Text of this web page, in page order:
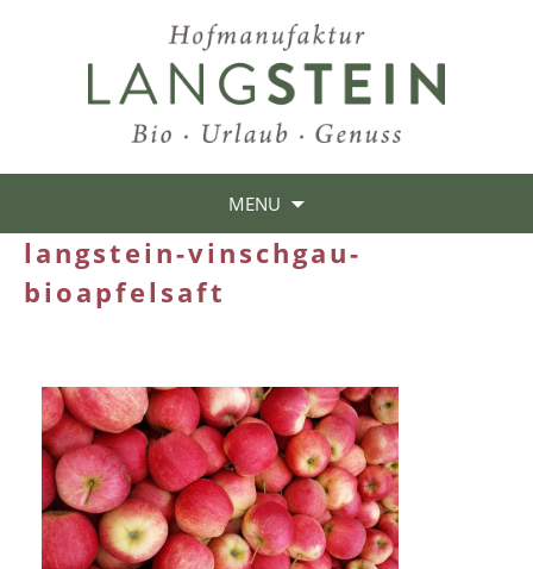
MENU
langstein-vinschgau-
bioapfelsaft